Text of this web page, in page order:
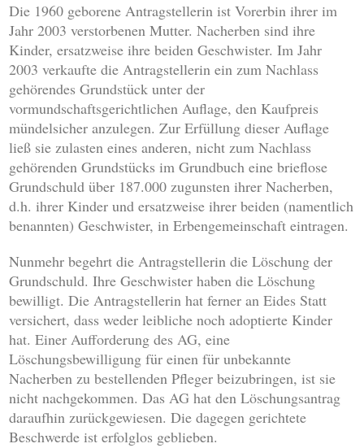
Die 1960 geborene Antragstellerin ist Vorerbin ihrer im
Jahr 2003 verstorbenen Mutter. Nacherben sind ihre
Kinder, ersatzweise ihre beiden Geschwister. Im Jahr
2003 verkaufte die Antragstellerin ein zum Nachlass
gehörendes Grundstück unter der
vormundschaftsgerichtlichen Auflage, den Kaufpreis
mündelsicher anzulegen. Zur Erfüllung dieser Auflage
ließ sie zulasten eines anderen, nicht zum Nachlass
gehörenden Grundstücks im Grundbuch eine brieflose
Grundschuld über 187.000 zugunsten ihrer Nacherben,
d.h. ihrer Kinder und ersatzweise ihrer beiden (namentlich
benannten) Geschwister, in Erbengemeinschaft eintragen.
Nunmehr begehrt die Antragstellerin die Löschung der
Grundschuld. Ihre Geschwister haben die Löschung
bewilligt. Die Antragstellerin hat ferner an Eides Statt
versichert, dass weder leibliche noch adoptierte Kinder
hat. Einer Aufforderung des AG, eine
Löschungsbewilligung für einen für unbekannte
Nacherben zu bestellenden Pfleger beizubringen, ist sie
nicht nachgekommen. Das AG hat den Löschungsantrag
daraufhin zurückgewiesen. Die dagegen gerichtete
Beschwerde ist erfolglos geblieben.